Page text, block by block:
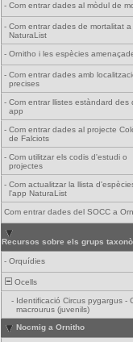
- Com entrar dades al mòdul de
- Com entrar dades de mortalitat a
NaturaList
- Ornitho i les espècies
- Com entrar dades amb
precises
- Com entrar llistes estàndard des
app
- Com entrar dades al projecte
de Falciots
- Com utilitzar els codis d'estudi o
projectes
- Com actualitzar la llista
l'app NaturaList
Com entrar dades del SOCC a
Recursos sobre els grups
- Orquídies
Ocells
- Identificació Circus pygargus -
macrourus (juvenils)
Nocmig a Ornitho